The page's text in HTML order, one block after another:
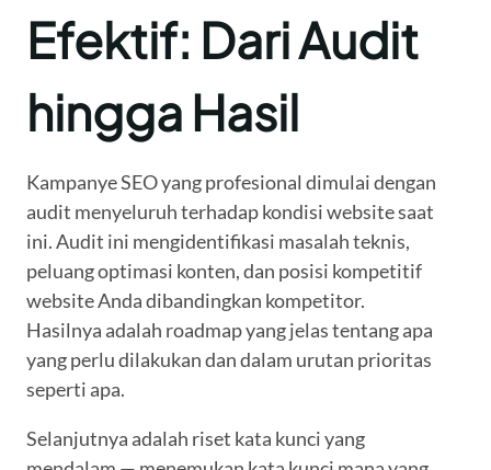
Efektif: Dari Audit
hingga Hasil
Kampanye SEO yang profesional dimulai dengan
audit menyeluruh terhadap kondisi website saat
ini. Audit ini mengidentifikasi masalah teknis,
peluang optimasi konten, dan posisi kompetitif
website Anda dibandingkan kompetitor.
Hasilnya adalah roadmap yang jelas tentang apa
yang perlu dilakukan dan dalam urutan prioritas
seperti apa.
Selanjutnya adalah riset kata kunci yang